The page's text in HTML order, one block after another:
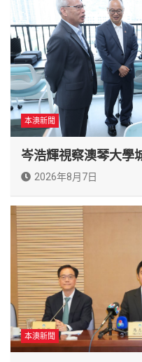
本澳新聞
岑浩輝視察澳琴大學
2026年8月7日
本澳新聞